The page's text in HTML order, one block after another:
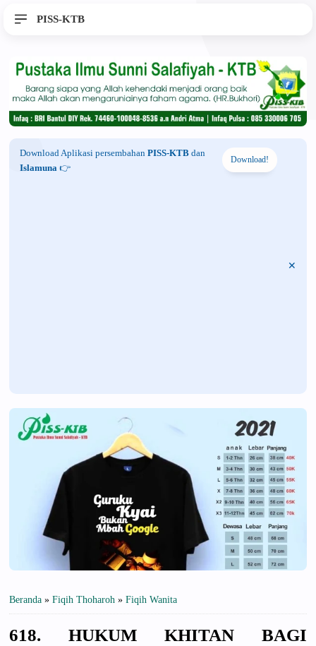
PISS-KTB
Download Aplikasi persembahan PISS-KTB dan
Islamuna 👉
Download!
Beranda » Fiqih Thoharoh » Fiqih Wanita
618. HUKUM KHITAN BAGI